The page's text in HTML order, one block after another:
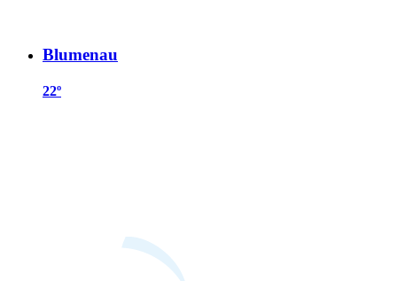
Blumenau
22º